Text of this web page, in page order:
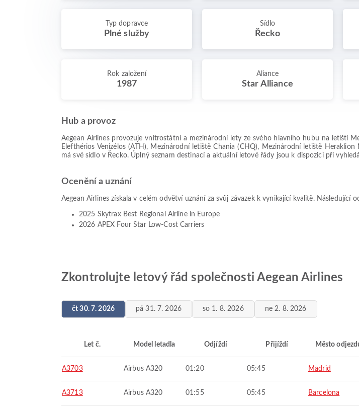
Typ dopravce
Plné služby
Sídlo
Řecko
Rok založení
1987
Aliance
Star Alliance
Hub a provoz
Aegean Airlines provozuje vnitrostátní a mezinárodní lety ze svého hlavního hubu na letišti
Elefthérios Venizélos (ATH), Mezinárodní letiště Chania (CHQ), Mezinárodní letiště
má své sídlo v Řecko. Úplný seznam destinací a aktuální letové řády jsou k dispozici při
Ocenění a uznání
Aegean Airlines získala v celém odvětví uznání za svůj závazek k vynikající kvalitě. Následující
2025 Skytrax Best Regional Airline in Europe
2026 APEX Four Star Low-Cost Carriers
Zkontrolujte letový řád společnosti Aegean Airlines
čt 30. 7. 2026 pá 31. 7. 2026 so 1. 8. 2026 ne 2. 8. 2026
Let č. Model letadla Odjíždí Přijíždí Město
A3703 Airbus A320 01:20 05:45 Madrid
A3713 Airbus A320 01:55 05:45 Barcelona